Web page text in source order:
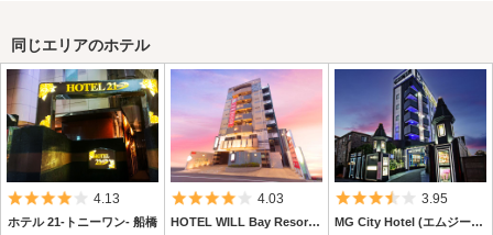
同じエリアのホテル
5つ星のうち4
4.13
ホテル 21-トニーワン- 船橋
5つ星のうち4
4.03
HOTEL WILL Bay Resort (ホテル ウィルベイリゾート)
5つ星のうち
3.95
MG City Hotel (エムジー シティー ホテル)